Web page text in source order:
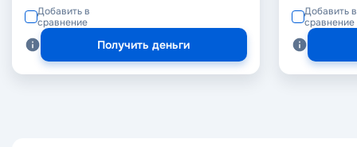
Добавить в
сравнение
Получить деньги
Добавить в
сравнение